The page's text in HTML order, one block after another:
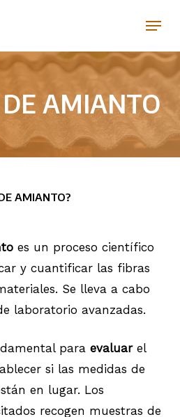
Menú
AMIANTO
AMIANTO?
es un proceso científico
y cuantificar las fibras
Se lleva a cabo
laboratorio avanzadas.
para evaluarel
si las medidas de
en lugar. Los
recogen muestras de